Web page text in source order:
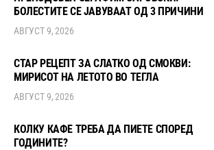
БОЛЕСТИТЕ СЕ ЈАВУВААТ ОД 3 ПРИЧИНИ
АВГУСТ 9, 2026
СТАР РЕЦЕПТ ЗА СЛАТКО ОД СМОКВИ:
МИРИСОТ НА ЛЕТОТО ВО ТЕГЛА
АВГУСТ 9, 2026
КОЛКУ КАФЕ ТРЕБА ДА ПИЕТЕ СПОРЕД
ГОДИНИТЕ?